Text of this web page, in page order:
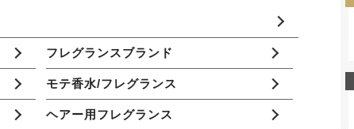
フレグランスブランド
モテ香水/フレグランス
ヘアー用フレグランス